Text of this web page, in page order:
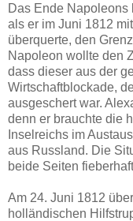
Das Ende Napoleons
als er im Juni 1812
überquerte, den
Napoleon wollte den
dass dieser aus der
Wirtschaftblockade,
ausgeschert war.
denn er brauchte die
Inselreichs im
aus Russland. Die
beide Seiten
Am 24. Juni 1812
holländischen